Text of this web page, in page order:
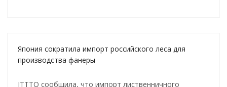
Япония сократила импорт российского леса для
производства фанеры
ITTTO сообщила, что импорт лиственничного